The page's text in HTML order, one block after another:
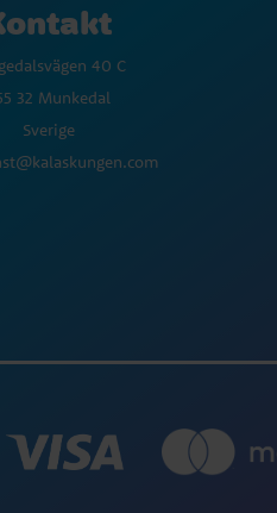
40 C
32 Munkedal
Sverige